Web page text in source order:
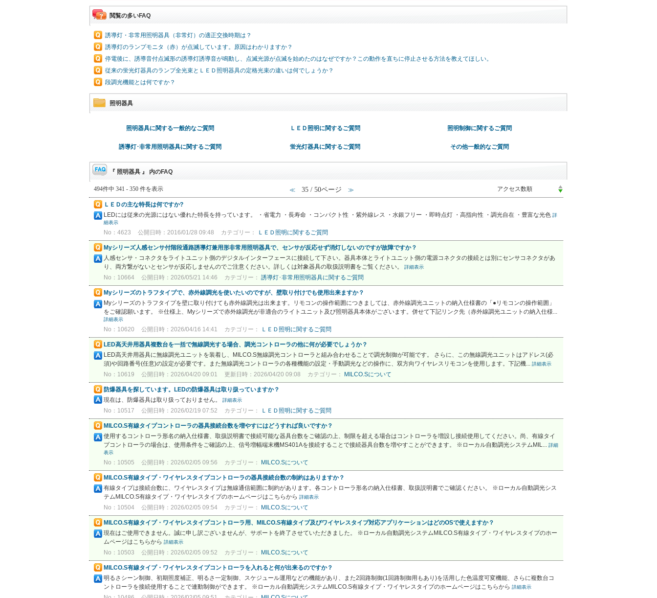
閲覧の多いFAQ
誘導灯・非常用照明器具（非常灯）の適正交換時期は？
誘導灯のランプモニタ（赤）が点滅しています。原因はわかりますか？
停電後に、誘導音付点滅形の誘導灯誘導音が鳴動し、点滅光源が点滅を始めたのはなぜですか？この動作を直ちに停止させる方法を教えてほしい。
従来の蛍光灯器具のランプ全光束とＬＥＤ照明器具の定格光束の違いは何でしょうか？
段調光機能とは何ですか？
照明器具
照明器具に関する一般的なご質問 ＬＥＤ照明に関するご質問 照明制御に関するご質問
誘導灯･非常用照明器具に関するご質問 蛍光灯器具に関するご質問 その他一般的なご質問
『 照明器具 』 内のFAQ
494件中 341 - 350 件を表示 ≪ 35 / 50ページ ≫
ＬＥＤの主な特長は何ですか?
LEDには従来の光源にはない優れた特長を持っています。 ・省電力 ・長寿命 ・コンパクト性 ・紫外線レス ・水銀フリー ・即時点灯 ・高指向性 ・調光自在 ・豊富な光色 詳
細表示
No：4623 公開日時：2016/01/28 09:48 カテゴリー： ＬＥＤ照明に関するご質問
Myシリーズ人感センサ付階段通路誘導灯兼用形非常用照明器具で、センサが反応せず消灯しないのですが故障ですか？
人感センサ・コネクタをライトユニット側のデジタルインターフェースに接続して下さい。器具本体とライトユニット側の電源コネクタの接続とは別にセンサコネクタがあ
り、両方繋がないとセンサが反応しませんのでご注意ください。詳しくは対象器具の取扱説明書をご覧ください。
詳細表示
No：10664 公開日時：2026/05/21 14:46 カテゴリー： 誘導灯･非常用照明器具に関するご質問
Myシリーズのトラフタイプで、赤外線調光を使いたいのですが、壁取り付けでも使用出来ますか？
Myシリーズのトラフタイプを壁に取り付けても赤外線調光は出来ます。リモコンの操作範囲につきましては、赤外線調光ユニットの納入仕様書の「●リモコンの操作範囲」
をご確認願います。 ※仕様上、Myシリーズで赤外線調光が非適合のライトユニット及び照明器具本体がございます。併せて下記リンク先（赤外線調光ユニットの納入仕様...
詳細表示
No：10620 公開日時：2026/04/16 14:41 カテゴリー： ＬＥＤ照明に関するご質問
LED高天井用器具複数台を一括で無線調光する場合、調光コントローラの他に何が必要でしょうか？
LED高天井用器具に無線調光ユニットを装着し、MILCO.S無線調光コントローラと組み合わせることで調光制御が可能です。 さらに、この無線調光ユニットはアドレス(必
須)や回路番号(任意)の設定が必要です。また無線調光コントローラの各種機能の設定・手動調光などの操作に、双方向ワイヤレスリモコンを使用します。下記機... 詳細表示
No：10619 公開日時：2026/04/20 09:01 更新日時：2026/04/20 09:08 カテゴリー： MILCO.Sについて
防爆器具を探しています。LEDの防爆器具は取り扱っていますか？
現在は、防爆器具は取り扱っておりません。
詳細表示
No：10517 公開日時：2026/02/19 07:52 カテゴリー： ＬＥＤ照明に関するご質問
MILCO.S有線タイプコントローラの器具接続台数を増やすにはどうすれば良いですか？
使用するコントローラ形名の納入仕様書、取扱説明書で接続可能な器具台数をご確認の上、制限を超える場合はコントローラを増設し接続使用してください。尚、有線タイ
プコントローラの場合は、使用条件をご確認の上、信号増幅端末機MS401Aを接続することで接続器具台数を増やすことができます。 ※ローカル自動調光システムMIL... 詳細
表示
No：10505 公開日時：2026/02/05 09:56 カテゴリー： MILCO.Sについて
MILCO.S有線タイプ・ワイヤレスタイプコントローラの器具接続台数の制約はありますか？
有線タイプは接続台数に、ワイヤレスタイプは無線通信範囲に制約があります。各コントローラ形名の納入仕様書、取扱説明書でご確認ください。 ※ローカル自動調光シス
テムMILCO.S有線タイプ・ワイヤレスタイプのホームページはこちらから 詳細表示
No：10504 公開日時：2026/02/05 09:54 カテゴリー： MILCO.Sについて
MILCO.S有線タイプ・ワイヤレスタイプコントローラ用、MILCO.S有線タイプ及びワイヤレスタイプ対応アプリケーションはどのOSで使えますか？
現在はご使用できません。誠に申し訳ございませんが、サポートを終了させていただきました。 ※ローカル自動調光システムMILCO.S有線タイプ・ワイヤレスタイプのホー
ムページはこちらから 詳細表示
No：10503 公開日時：2026/02/05 09:52 カテゴリー： MILCO.Sについて
MILCO.S有線タイプ・ワイヤレスタイプコントローラを入れると何が出来るのですか？
明るさシーン制御、初期照度補正、明るさ一定制御、スケジュール運用などの機能があり、また2回路制御(1回路制御用もあり)を活用した色温度可変機能、さらに複数台コ
ントローラを接続使用することで連動制御ができます。 ※ローカル自動調光システムMILCO.S有線タイプ・ワイヤレスタイプのホームページはこちらから 詳細表示